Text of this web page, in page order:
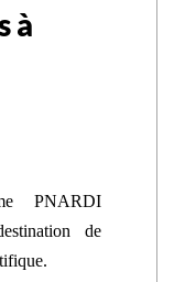
à
PNARDI
de